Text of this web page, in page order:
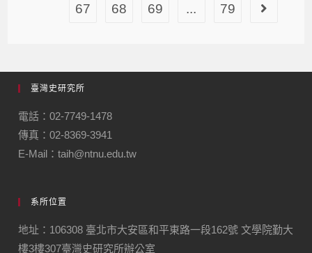
67
68 69 ... 79
臺灣史研究所
電話：02-7749-1478
傳真：02-8369-3941
E-Mail：taih@ntnu.edu.tw
系所位置
地址：106308 臺北市大安區和平東路一段162號 文學院勤大
樓3樓307臺灣史研究所辦公室